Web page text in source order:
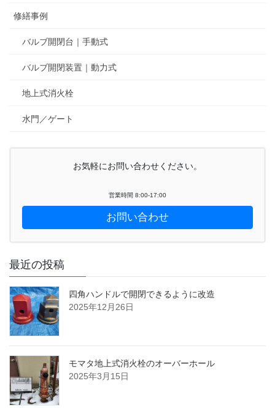
修繕事例
バルブ開閉台｜手動式
バルブ開閉装置｜動力式
地上式消火栓
水門／ゲート
お気軽にお問い合わせください。
営業時間 8:00-17:00
お問い合わせ
最近の投稿
四角ハンドルで開閉できるように改造
2025年12月26日
モマタ地上式消火栓のオーバーホール
2025年3月15日